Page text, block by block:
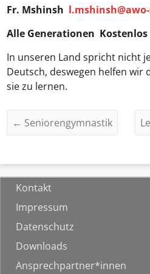
Fr. Mshinsh
Alle Generationen Kostenlos
In unseren Land spricht nicht
Deutsch, deswegen helfen wir
sie zu lernen.
← Seniorengymnastik
Kontakt
Impressum
Datenschutz
Downloads
Ansprechpartner*innen